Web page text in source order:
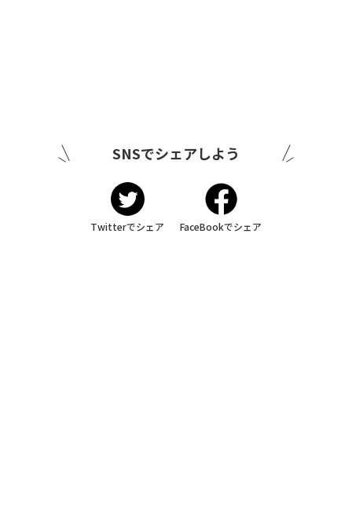
SNSでシェアしよう
Twitterでシェア FaceBookでシェア